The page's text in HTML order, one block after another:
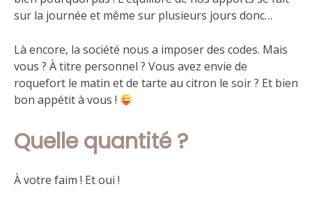
sur la journée et même sur plusieurs jours donc…
Là encore, la société nous a imposer des codes. Mais
vous ? À titre personnel ? Vous avez envie de
roquefort le matin et de tarte au citron le soir ? Et bien
bon appétit à vous !
Quelle quantité ?
À votre faim ! Et oui !